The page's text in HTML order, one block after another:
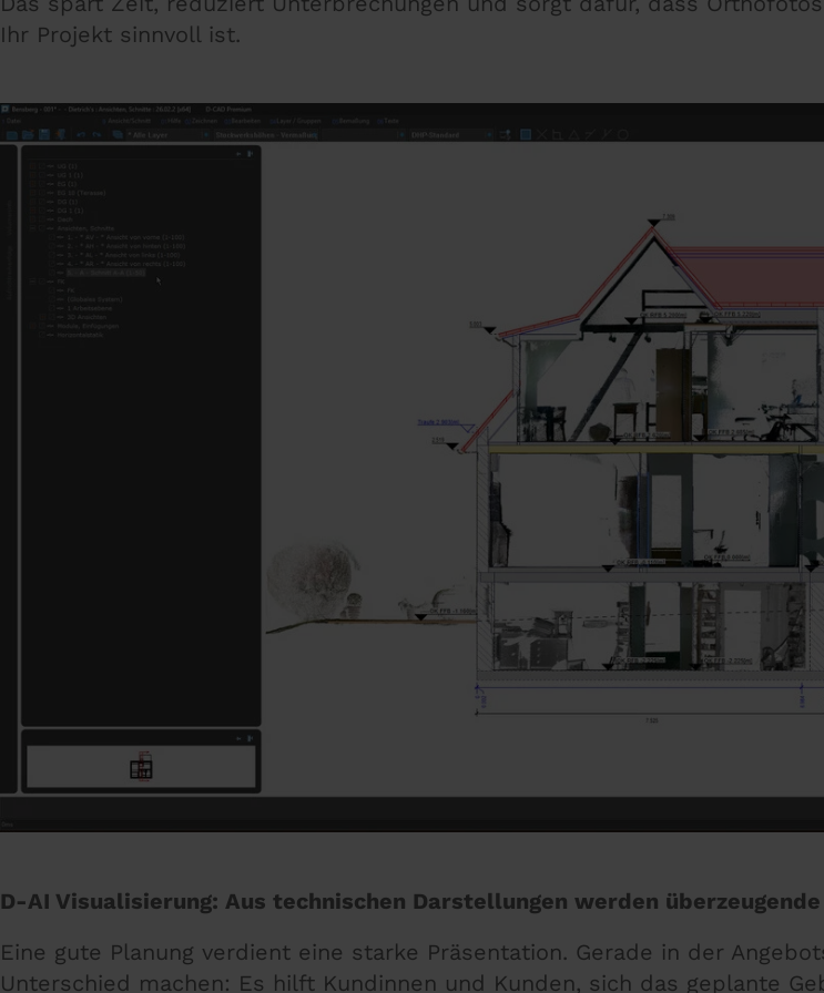
Ihr Projekt sinnvoll ist.
D-AI Visualisierung: Aus technischen Darstellungen werden
Eine gute Planung verdient eine starke Präsentation. Gerade in der
Unterschied machen: Es hilft Kundinnen und Kunden, sich das geplante